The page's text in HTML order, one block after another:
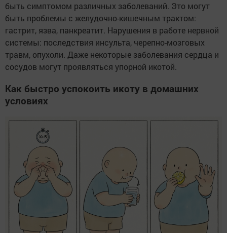
быть симптомом различных заболеваний. Это могут
быть проблемы с желудочно-кишечным трактом:
гастрит, язва, панкреатит. Нарушения в работе нервной
системы: последствия инсульта, черепно-мозговых
травм, опухоли. Даже некоторые заболевания сердца и
сосудов могут проявляться упорной икотой.
Как быстро успокоить икоту в домашних
условиях